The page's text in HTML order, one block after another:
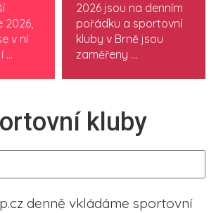
2026,
v ní
...
2026 jsou na denním
pořádku a sportovní
kluby v Brně jsou
zaměřeny ...
kluby
denně vkládáme sportovní